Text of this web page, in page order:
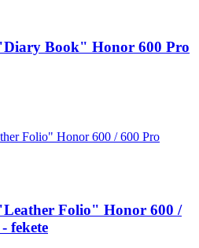
Book" Honor 600 Pro
Folio" Honor 600 /
fekete